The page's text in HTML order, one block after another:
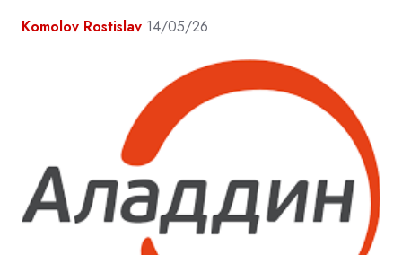
Komolov Rostislav 14/05/26